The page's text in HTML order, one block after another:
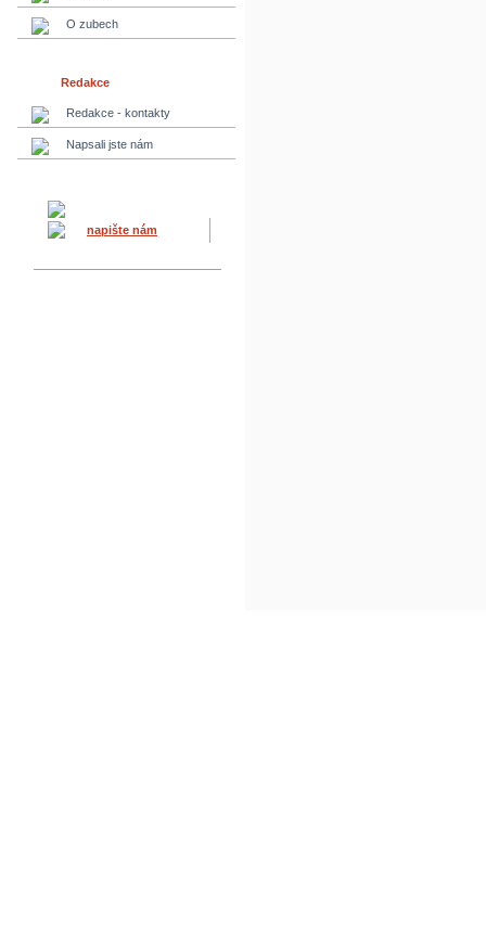
O zubech
Redakce
Redakce - kontakty
Napsali jste nám
napište nám